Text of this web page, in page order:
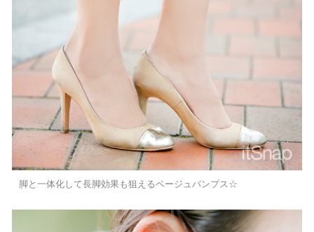
脚と一体化して長脚効果も狙えるベージュパンプス☆